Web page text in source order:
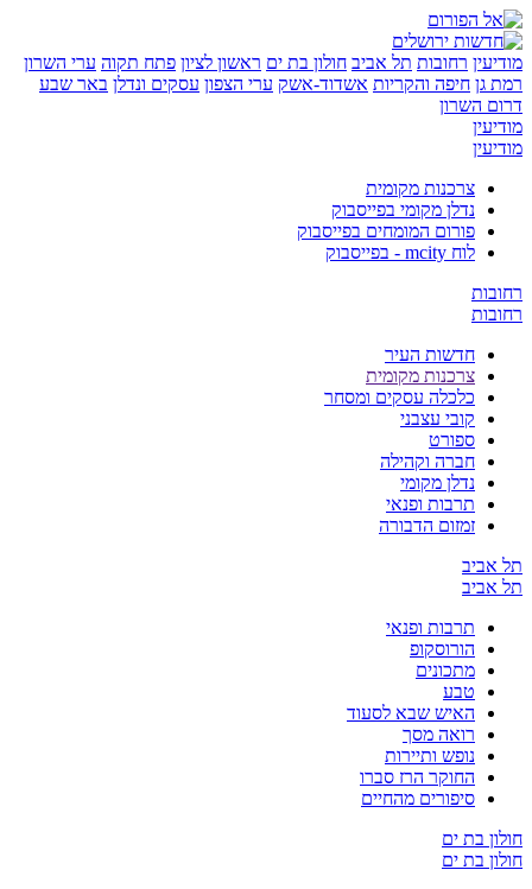
רחובות תל אביב חולון בת ים ראשון לציון פתח תקוה ערי השרון
חיפה והקריות אשדוד-אשק ערי הצפון עסקים ונדלן באר שבע
צרכנות מקומית
נדלן מקומי בפייסבוק
פורום המומחים בפייסבוק
לוח mcity - בפייסבוק
חדשות העיר
צרכנות מקומית
כלכלה עסקים ומסחר
קובי עצבני
ספורט
חברה וקהילה
נדלן מקומי
תרבות ופנאי
זמזום הדבורה
תרבות ופנאי
הורוסקופ
מתכונים
טבע
האיש שבא לסעוד
רואה מסך
נופש ותיירות
החוקר הרז סברו
סיפורים מהחיים
בת ים
בת ים